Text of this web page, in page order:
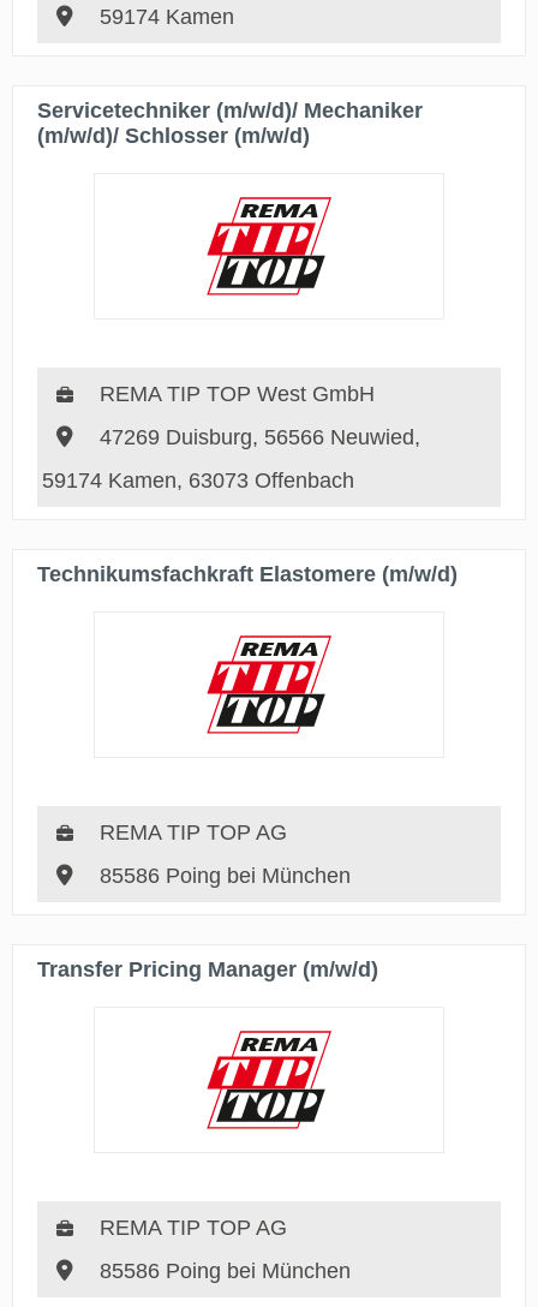
59174 Kamen
Servicetechniker (m/w/d)/ Mechaniker
(m/w/d)/ Schlosser (m/w/d)
REMA TIP TOP West GmbH
47269 Duisburg, 56566 Neuwied,
59174 Kamen, 63073 Offenbach
Technikumsfachkraft Elastomere (m/w/d)
REMA TIP TOP AG
85586 Poing bei München
Transfer Pricing Manager (m/w/d)
REMA TIP TOP AG
85586 Poing bei München